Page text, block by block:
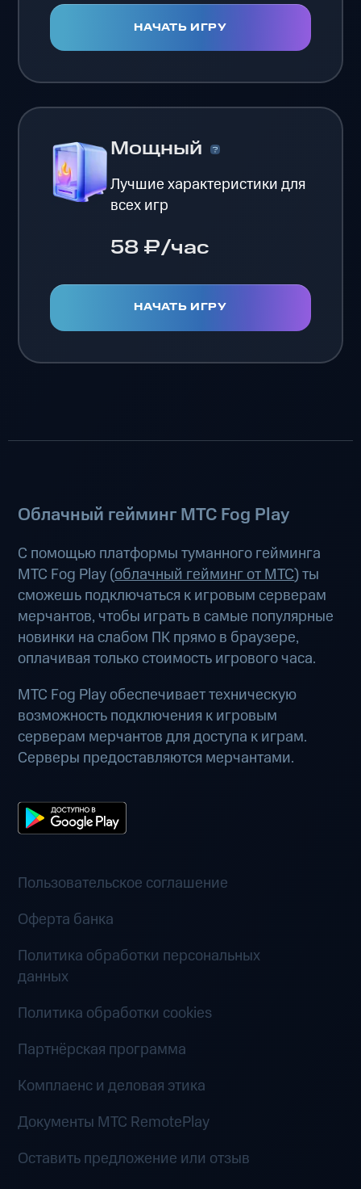
НАЧАТЬ ИГРУ
Мощный
Лучшие характеристики для
всех игр
58 ₽/час
НАЧАТЬ ИГРУ
Облачный гейминг МТС Fog Play
С помощью платформы туманного гейминга
МТС Fog Play (облачный гейминг от МТС) ты
сможешь подключаться к игровым серверам
мерчантов, чтобы играть в самые популярные
новинки на слабом ПК прямо в браузере,
оплачивая только стоимость игрового часа.
МТС Fog Play обеспечивает техническую
возможность подключения к игровым
серверам мерчантов для доступа к играм.
Серверы предоставляются мерчантами.
Пользовательское соглашение
Оферта банка
Политика обработки персональных
данных
Политика обработки cookies
Партнёрская программа
Комплаенс и деловая этика
Документы MTC RemotePlay
Оставить предложение или отзыв